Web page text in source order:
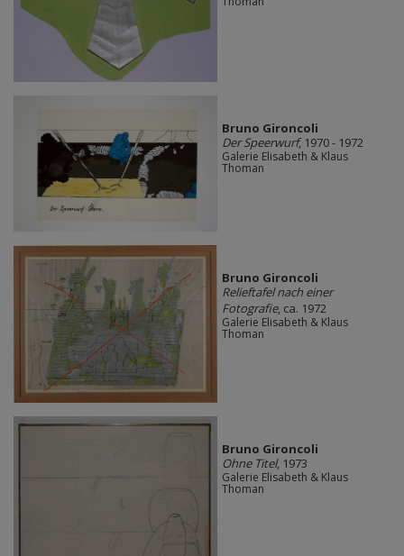
Bruno Gironcoli
Der Speerwurf, 1970 - 1972
Galerie Elisabeth & Klaus
Thoman
Bruno Gironcoli
Relieftafel nach einer
Fotografie, ca. 1972
Galerie Elisabeth & Klaus
Thoman
Bruno Gironcoli
Ohne Titel, 1973
Galerie Elisabeth & Klaus
Thoman